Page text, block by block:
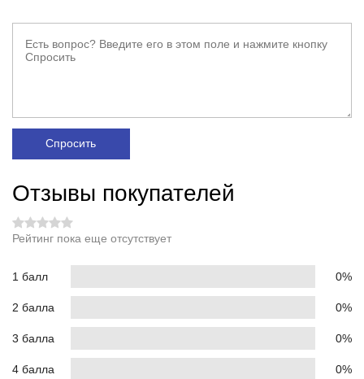
Спросить
Отзывы покупателей
Рейтинг пока еще отсутствует
1 балл 0%
2 балла 0%
3 балла 0%
4 балла 0%